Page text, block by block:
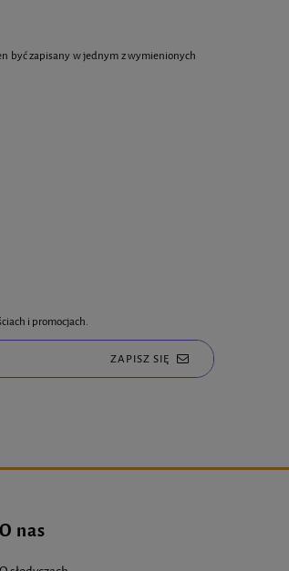
być zapisany w jednym z wymienionych
i promocjach.
ZAPISZ SIĘ
O nas